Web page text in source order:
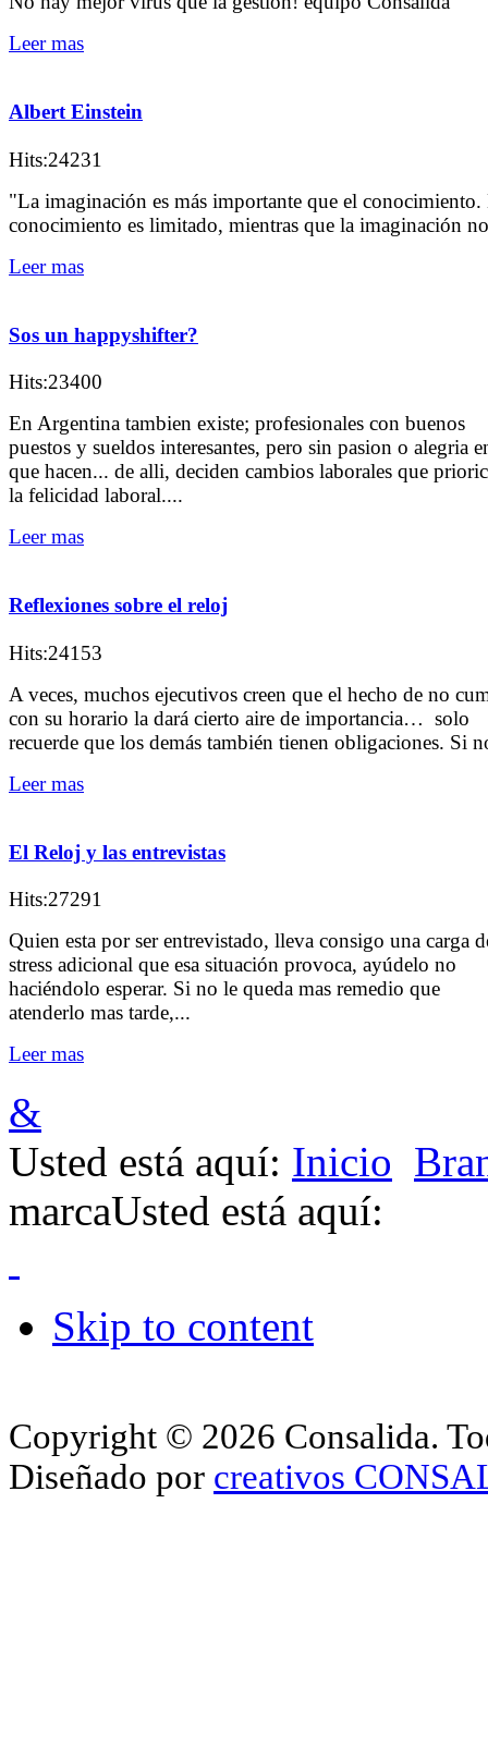
Leer mas
Albert Einstein
Hits:24231
"La imaginación es más importante que el conocimiento.
conocimiento es limitado, mientras que la imaginación
Leer mas
Sos un happyshifter?
Hits:23400
En Argentina tambien existe; profesionales con buenos
puestos y sueldos interesantes, pero sin pasion o alegria
que hacen... de alli, deciden cambios laborales que
la felicidad laboral....
Leer mas
Reflexiones sobre el reloj
Hits:24153
A veces, muchos ejecutivos creen que el hecho de no
con su horario la dará cierto aire de importancia… solo
recuerde que los demás también tienen obligaciones. Si
Leer mas
El Reloj y las entrevistas
Hits:27291
Quien esta por ser entrevistado, lleva consigo una carga
stress adicional que esa situación provoca, ayúdelo no
haciéndolo esperar. Si no le queda mas remedio que
atenderlo mas tarde,...
Leer mas
&
Usted está aquí: Inicio
marcaUsted está aquí:
Skip to content
Copyright © 2026 Consalida.
Diseñado por creativos